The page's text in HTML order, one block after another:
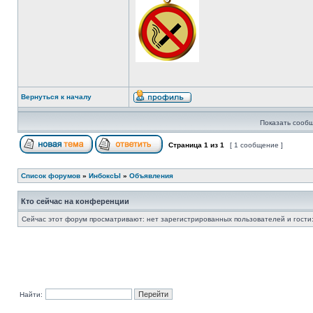
Вернуться к началу
Показать
Страница 1 из 1 [ 1 сообщение ]
Список форумов » ИнбоксЫ » Объявления
Кто сейчас на конференции
Сейчас этот форум просматривают: нет зарегистрированных пользователей и
Найти: